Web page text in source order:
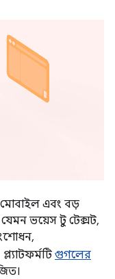
মোবাইল এবং বড়
যেমন ভয়েস টু টেক্সট,
প্ল্যাটফর্মটি গুগলের